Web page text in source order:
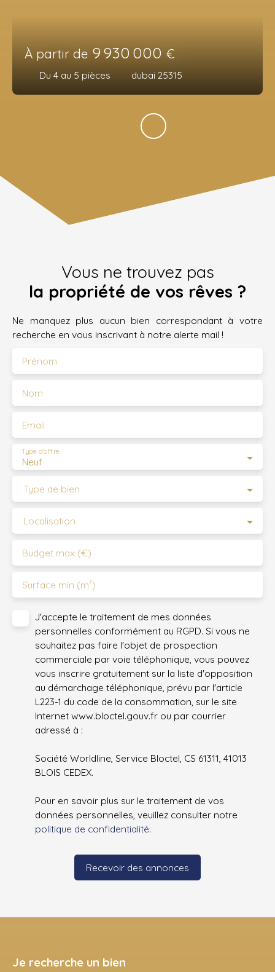
À partir de 9 930 000 €
Du 4 au 5 pièces dubai 25315
Vous ne trouvez pas
la propriété de vos rêves ?
Ne manquez plus aucun bien correspondant à votre
recherche en vous inscrivant à notre alerte mail !
Prénom
Nom
Email
Neuf
Type d'offre
Type de bien
Localisation
Budget max (€)
Surface min (m²)
J'accepte le traitement de mes données
personnelles conformément au RGPD. Si vous ne
souhaitez pas faire l'objet de prospection
commerciale par voie téléphonique, vous pouvez
vous inscrire gratuitement sur la liste d'opposition
au démarchage téléphonique, prévu par l'article
L223-1 du code de la consommation, sur le site
Internet www.bloctel.gouv.fr ou par courrier
adressé à :
Société Worldline, Service Bloctel, CS 61311, 41013
BLOIS CEDEX.
Pour en savoir plus sur le traitement de vos
données personnelles, veuillez consulter notre
politique de confidentialité.
Recevoir des annonces
Je recherche un bien